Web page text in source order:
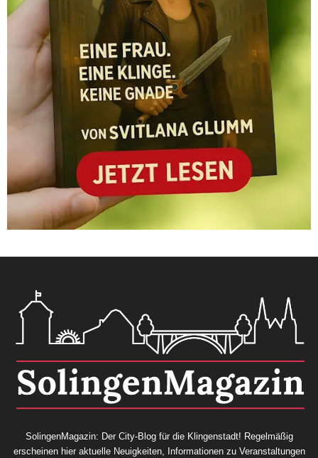
SolingenMagazin: Der City-Blog für die Klingenstadt! Regelmäßig
erscheinen hier aktuelle Neuigkeiten, Informationen zu Veranstaltungen